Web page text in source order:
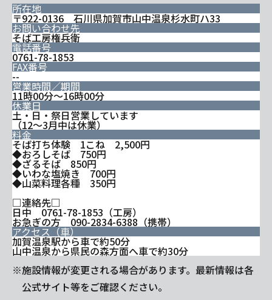
所在地
〒922-0136 石川県加賀市山中温泉杉水町ハ33
お問い合わせ先
そば工房権兵衛
電話番号
0761-78-1853
FAX番号
--
営業時間／期間
11時00分～16時00分
休業日
土・日・祭日営業しています
（12～3月中は休業）
料金
そば打ち体験 1こね 2,500円
◆おろしそば 750円
◆ざるそば 850円
◆いわな塩焼き 700円
◆山菜料理各種 350円
□連絡先□
日中 0761-78-1853（工房）
お急ぎの方 090-2834-6388（携帯）
アクセス（車）
加賀温泉駅から車で約50分
山中温泉から県民の森方面へ車で約30分
※施設情報が変更される場合があります。最新情報は各
公式サイト等をご確認ください。